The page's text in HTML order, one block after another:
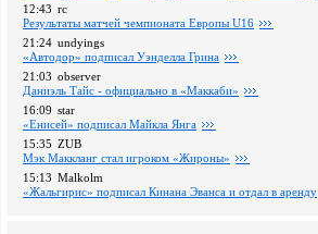
12:43 rc
Pезультаты матчей чемпионата Европы U16
21:24 undyings
«Автодор» подписал Уэнделла Грина
21:03 observer
Даниэль Тайс - официально в «Маккаби»
16:09 star
«Енисей» подписал Майкла Янга
15:35 ZUB
Мэк Маккланг стал игроком «Жироны»
15:13 Malkolm
«Жальгирис» подписал Кинана Эванса и отдал в аренду